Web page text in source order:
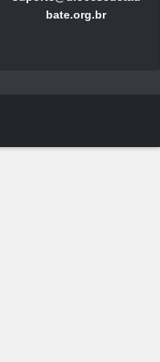
bate.org.br